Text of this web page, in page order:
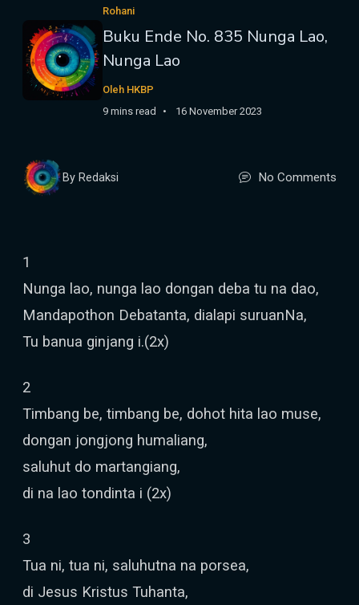
Rohani
Buku Ende No. 835 Nunga Lao,
Nunga Lao
Oleh HKBP
9 mins read
16 November 2023
By Redaksi No Comments
1
Nunga lao, nunga lao dongan deba tu na dao,
Mandapothon Debatanta, dialapi suruanNa,
Tu banua ginjang i.(2x)
2
Timbang be, timbang be, dohot hita lao muse,
dongan jongjong humaliang,
saluhut do martangiang,
di na lao tondinta i (2x)
3
Tua ni, tua ni, saluhutna na porsea,
di Jesus Kristus Tuhanta,